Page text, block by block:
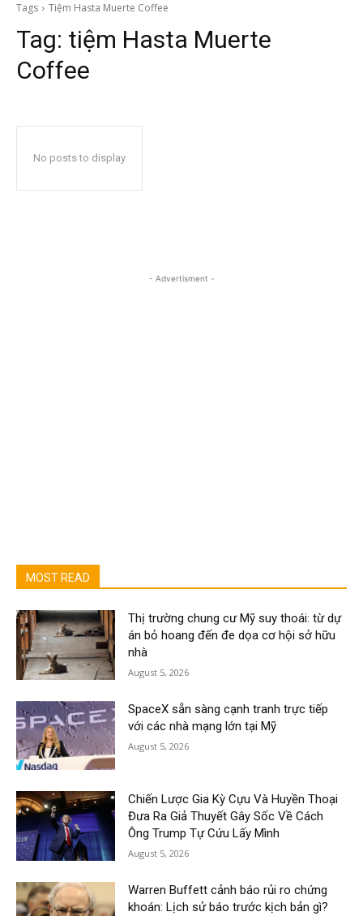
Tags Tiệm Hasta Muerte Coffee
Tag: tiệm Hasta Muerte
Coffee
No posts to display
- Advertisment -
MOST READ
Thị trường chung cư Mỹ suy thoái: từ dự
án bỏ hoang đến đe dọa cơ hội sở hữu
nhà
August 5, 2026
SpaceX sẵn sàng cạnh tranh trực tiếp
với các nhà mạng lớn tại Mỹ
August 5, 2026
Chiến Lược Gia Kỳ Cựu Và Huyền Thoại
Đưa Ra Giả Thuyết Gây Sốc Về Cách
Ông Trump Tự Cứu Lấy Mình
August 5, 2026
Warren Buffett cảnh báo rủi ro chứng
khoán: Lịch sử báo trước kịch bản gì?